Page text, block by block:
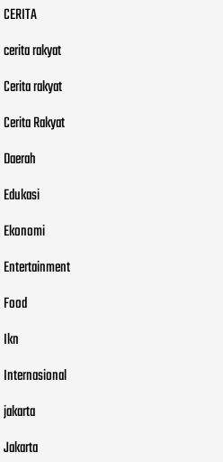
CERITA
cerita rakyat
Cerita rakyat
Cerita Rakyat
Daerah
Edukasi
Ekonomi
Entertainment
Food
Ikn
Internasional
jakarta
Jakarta